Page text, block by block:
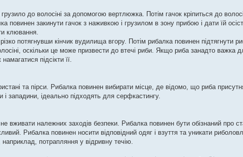
до волосіні за допомогою вертлюжка. Потім гачок кріпиться до
повинен закинути гачок з наживкою і грузилом в зону прибою і дати їй
клювання.
потягнувши кінчик вудилища вгору. Потім рибалка повинен підтягнути
оскільки це може призвести до втечі риби. Якщо риба занадто важка
підсікти її.
та пірси. Рибалка повинен вибирати місце, де відомо, що риба
западини, ідеально підходять для серфкастингу.
вживати належних заходів безпеки. Рибалка повинен бути обізнаний про
Рибалка повинен носити відповідний одяг і взуття та уникати
потрапляння у відривну течію.